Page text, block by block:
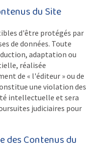
du Site
d'être protégés par
de données. Toute
adaptation ou
réalisée
de « l'éditeur » ou de
une violation des
intellectuelle et sera
judiciaires pour
des Contenus du